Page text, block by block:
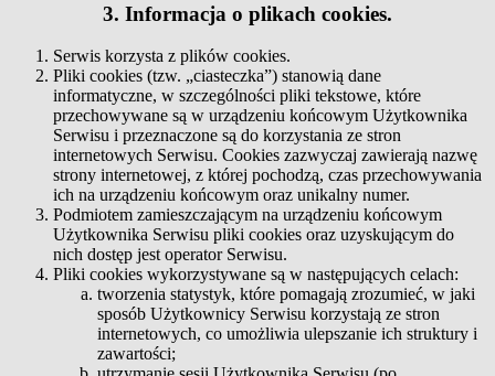
3. Informacja o plikach cookies.
Serwis korzysta z plików cookies.
Pliki cookies (tzw. „ciasteczka”) stanowią dane
informatyczne, w szczególności pliki tekstowe, które
przechowywane są w urządzeniu końcowym Użytkownika
Serwisu i przeznaczone są do korzystania ze stron
internetowych Serwisu. Cookies zazwyczaj zawierają nazwę
strony internetowej, z której pochodzą, czas przechowywania
ich na urządzeniu końcowym oraz unikalny numer.
Podmiotem zamieszczającym na urządzeniu końcowym
Użytkownika Serwisu pliki cookies oraz uzyskującym do
nich dostęp jest operator Serwisu.
Pliki cookies wykorzystywane są w następujących celach:
tworzenia statystyk, które pomagają zrozumieć, w jaki
sposób Użytkownicy Serwisu korzystają ze stron
internetowych, co umożliwia ulepszanie ich struktury i
zawartości;